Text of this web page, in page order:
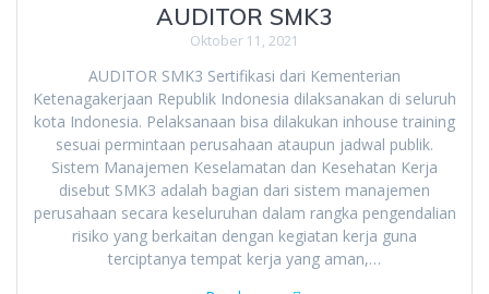
AUDITOR SMK3
Oktober 11, 2021
AUDITOR SMK3 Sertifikasi dari Kementerian
Ketenagakerjaan Republik Indonesia dilaksanakan di seluruh
kota Indonesia. Pelaksanaan bisa dilakukan inhouse training
sesuai permintaan perusahaan ataupun jadwal publik.
Sistem Manajemen Keselamatan dan Kesehatan Kerja
disebut SMK3 adalah bagian dari sistem manajemen
perusahaan secara keseluruhan dalam rangka pengendalian
risiko yang berkaitan dengan kegiatan kerja guna
terciptanya tempat kerja yang aman,…